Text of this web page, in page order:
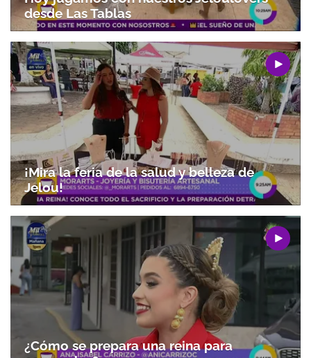
Gracias por suscribirte a nuestro boletín.
ACEPTAR
desde Las Tablas
¡Mira la feria de la salud y belleza de
Jelou!
¿Cómo se prepara una reina para